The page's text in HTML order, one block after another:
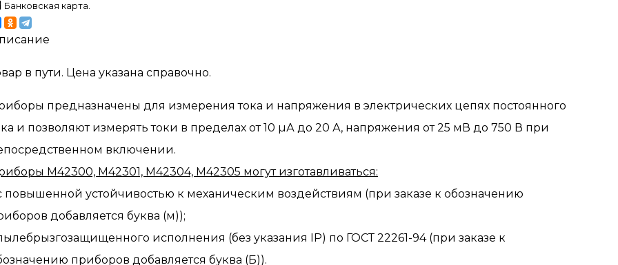
Банковская карта.
в пути. Цена указана справочно.
предназначены для измерения тока и напряжения в электрических цепях постоянного
и позволяют измерять токи в пределах от 10 µА до 20 А, напряжения от 25 мВ до 750 В при
включении.
М42300, М42301, М42304, М42305 могут изготавливаться:
повышенной устойчивостью к механическим воздействиям (при заказе к обозначению
добавляется буква (м));
исполнения (без указания IP) по ГОСТ 22261-94 (при заказе к
приборов добавляется буква (Б)).